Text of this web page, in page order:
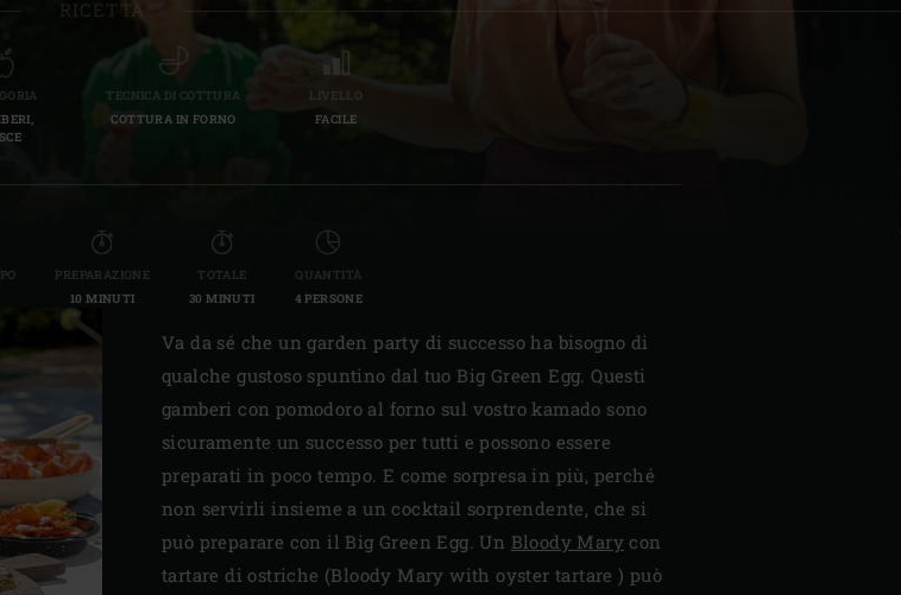
Slovenia | Slovenija
Spain | España
Switzerland (French) | Schweiz (Français)
Switzerland | Schweiz
RICETTA
TECNICA DI COTTURA
COTTURA IN FORNO
LIVELLO
FACILE
PREPARAZIONE
10 MINUTI
TOTALE
30 MINUTI
QUANTITÀ
4 PERSONE
Va da sé che un garden party di successo ha bisogno di
qualche gustoso spuntino dal tuo Big Green Egg. Questi
gamberi con pomodoro al forno sul vostro kamado sono
sicuramente un successo per tutti e possono essere
preparati in poco tempo. E come sorpresa in più, perché
non servirli insieme a un cocktail sorprendente, che si
può preparare con il Big Green Egg. Un Bloody Mary con
tartare di ostriche (Bloody Mary with oyster tartare ) può